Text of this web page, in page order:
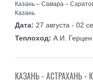
27 августа - 02
Казань – Самара –
Казань
А.И. Герцен
КАЗАНЬ - АСТРАХАНЬ -